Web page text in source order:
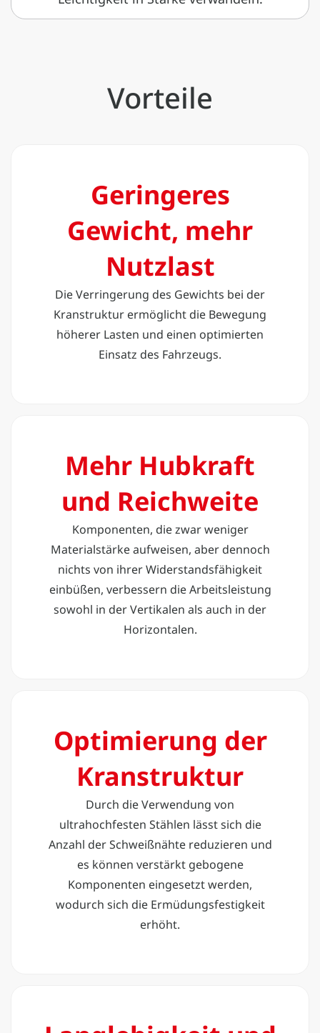
Vorteile
Geringeres
Gewicht, mehr
Nutzlast
Die Verringerung des Gewichts bei der
Kranstruktur ermöglicht die Bewegung
höherer Lasten und einen optimierten
Einsatz des Fahrzeugs.
Mehr Hubkraft
und Reichweite
Komponenten, die zwar weniger
Materialstärke aufweisen, aber dennoch
nichts von ihrer Widerstandsfähigkeit
einbüßen, verbessern die Arbeitsleistung
sowohl in der Vertikalen als auch in der
Horizontalen.
Optimierung der
Kranstruktur
Durch die Verwendung von
ultrahochfesten Stählen lässt sich die
Anzahl der Schweißnähte reduzieren und
es können verstärkt gebogene
Komponenten eingesetzt werden,
wodurch sich die Ermüdungsfestigkeit
erhöht.